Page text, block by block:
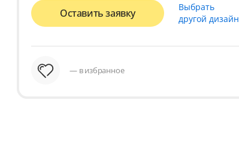
Оставить заявку
Выбрать
другой дизайн
— в избранное